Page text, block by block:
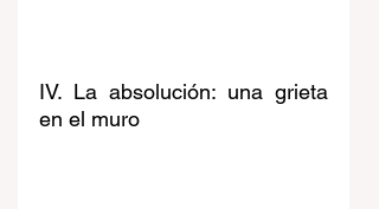
IV. La absolución: una grieta
en el muro